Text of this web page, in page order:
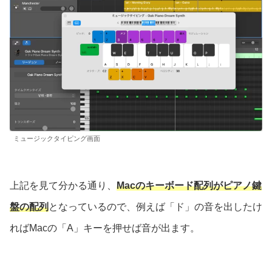
ミュージックタイピング画面
上記を見て分かる通り、 Macのキーボード配列がピアノ鍵
盤の配列となっているので、例えば「ド」の音を出したけ
ればMacの「A」キーを押せば音が出ます。